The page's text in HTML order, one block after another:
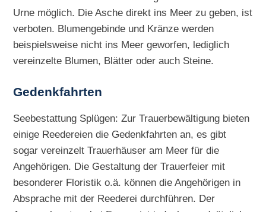
Urne möglich. Die Asche direkt ins Meer zu geben, ist
verboten. Blumengebinde und Kränze werden
beispielsweise nicht ins Meer geworfen, lediglich
vereinzelte Blumen, Blätter oder auch Steine.
Gedenkfahrten
Seebestattung Splügen: Zur Trauerbewältigung bieten
einige Reedereien die Gedenkfahrten an, es gibt
sogar vereinzelt Trauerhäuser am Meer für die
Angehörigen. Die Gestaltung der Trauerfeier mit
besonderer Floristik o.ä. können die Angehörigen in
Absprache mit der Reederei durchführen. Der